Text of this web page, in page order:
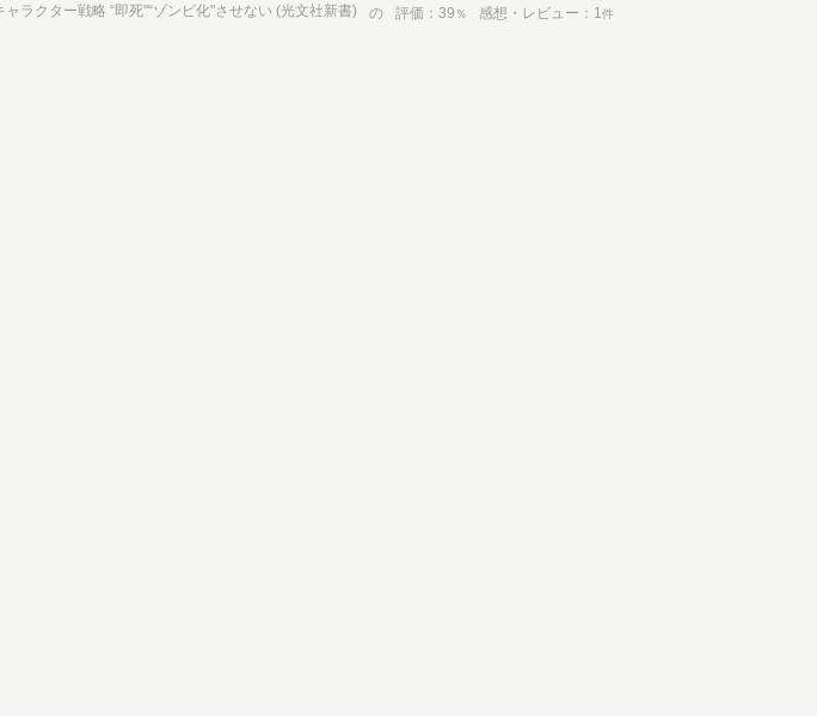
ャラクター戦略 “即死"“ゾンビ化"させない (光文社新書) の 評価 39 ％ 感想・レビュー 1件